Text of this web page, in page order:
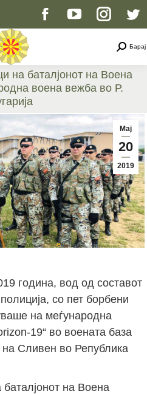
Facebook
opens
new
window
YouTube
opens
new
window
page
opens
new
window
Барај
на баталјонот на Воена
воена вежба во Р.
You are here:
Мај
20
2019
година, вод од составот
со пет борбени
на меѓународна
19“ во воената база
Сливен во Република
на Воена